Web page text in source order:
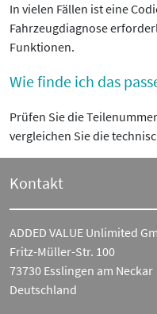
In vielen Fällen ist eine
Fahrzeugdiagnose
Funktionen.
Wie finde ich das
Prüfen Sie die
vergleichen Sie die
Kontakt
ADDED VALUE Unlimited
Fritz-Müller-Str. 100
73730 Esslingen am Neckar
Deutschland